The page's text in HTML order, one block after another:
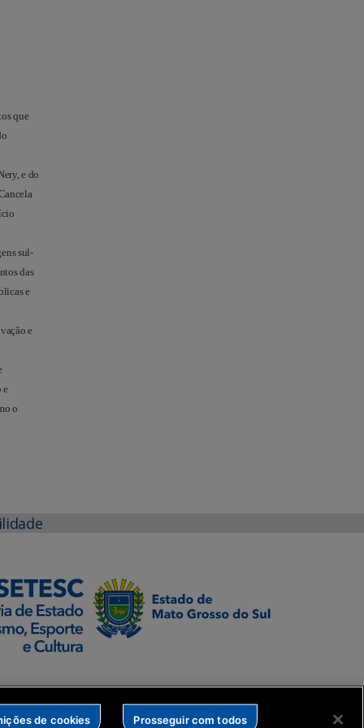
que
e do
sul-
das
e
e
e
o
de cookies Prosseguir com todos